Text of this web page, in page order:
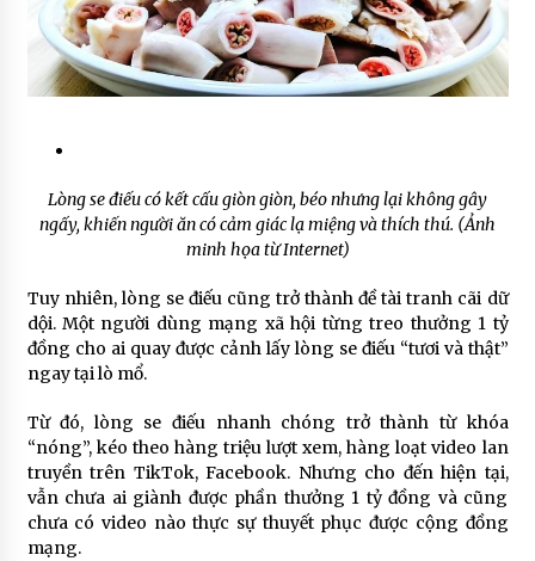
Lòng se điếu có kết cấu giòn giòn, béo nhưng lại không gây
ngấy, khiến người ăn có cảm giác lạ miệng và thích thú. (Ảnh
minh họa từ Internet)
Tuy nhiên, lòng se điếu cũng trở thành đề tài tranh cãi dữ
dội. Một người dùng mạng xã hội từng treo thưởng 1 tỷ
đồng cho ai quay được cảnh lấy lòng se điếu “tươi và thật”
ngay tại lò mổ.
Từ đó, lòng se điếu nhanh chóng trở thành từ khóa
“nóng”, kéo theo hàng triệu lượt xem, hàng loạt video lan
truyền trên TikTok, Facebook. Nhưng cho đến hiện tại,
vẫn chưa ai giành được phần thưởng 1 tỷ đồng và cũng
chưa có video nào thực sự thuyết phục được cộng đồng
mạng.